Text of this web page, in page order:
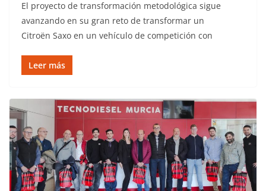
El proyecto de transformación metodológica sigue
avanzando en su gran reto de transformar un
Citroën Saxo en un vehículo de competición con
Leer más